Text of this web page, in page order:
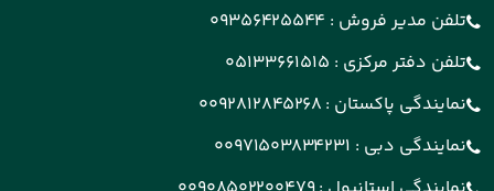
تلفن مدیر فروش : 09356425544
تلفن دفتر مرکزی : 05133661515
نمایندگی پاکستان : 0092812845268
نمایندگی دبی : 00971503834231